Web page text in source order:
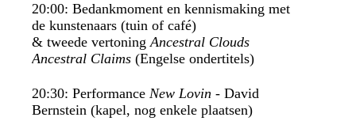
20:00: Bedankmoment en kennismaking met
de kunstenaars (tuin of café)
& tweede vertoningAncestral Clouds
Ancestral Claims (Engelse ondertitels)
20:30: Performance New Lovin - David
Bernstein (kapel, nog enkele plaatsen)